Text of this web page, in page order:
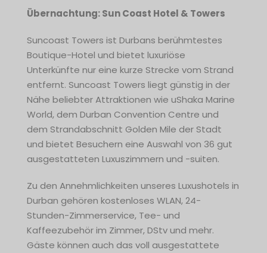
Übernachtung: Sun Coast Hotel & Towers
Suncoast Towers ist Durbans berühmtestes
Boutique-Hotel und bietet luxuriöse
Unterkünfte nur eine kurze Strecke vom Strand
entfernt. Suncoast Towers liegt günstig in der
Nähe beliebter Attraktionen wie uShaka Marine
World, dem Durban Convention Centre und
dem Strandabschnitt Golden Mile der Stadt
und bietet Besuchern eine Auswahl von 36 gut
ausgestatteten Luxuszimmern und -suiten.
Zu den Annehmlichkeiten unseres Luxushotels in
Durban gehören kostenloses WLAN, 24-
Stunden-Zimmerservice, Tee- und
Kaffeezubehör im Zimmer, DStv und mehr.
Gäste können auch das voll ausgestattete